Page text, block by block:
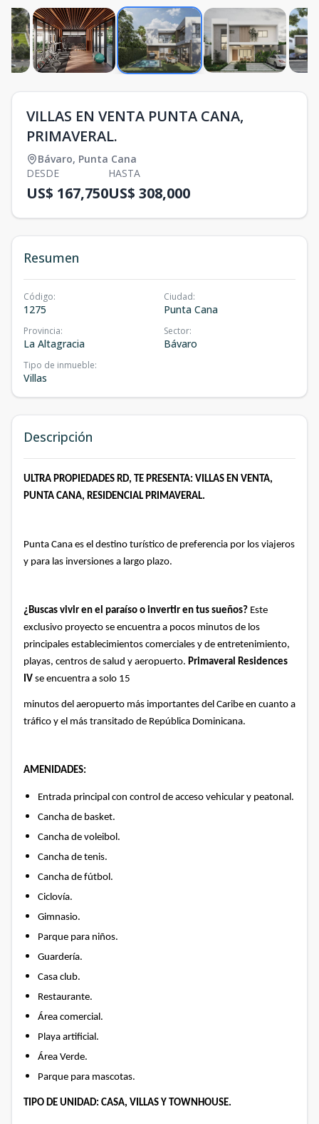
VILLAS EN VENTA PUNTA CANA,
PRIMAVERAL.
Bávaro, Punta Cana
DESDE
US$ 167,750
HASTA
US$ 308,000
Resumen
Código:
1275
Ciudad:
Punta Cana
Provincia:
La Altagracia
Sector:
Bávaro
Tipo de inmueble:
Villas
Descripción
ULTRA PROPIEDADES RD, TE PRESENTA: VILLAS EN VENTA,
PUNTA CANA, RESIDENCIAL PRIMAVERAL.
Punta Cana es el destino turístico de preferencia por los viajeros
y para las inversiones a largo plazo.
¿Buscas vivir en el paraíso o invertir en tus sueños? Este
exclusivo proyecto se encuentra a pocos minutos de los
principales establecimientos comerciales y de entretenimiento,
playas, centros de salud y aeropuerto. Primaveral Residences
IV se encuentra a solo 15
minutos del aeropuerto más importantes del Caribe en cuanto a
tráfico y el más transitado de República Dominicana.
AMENIDADES:
Entrada principal con control de acceso vehicular y peatonal.
Cancha de basket.
Cancha de voleibol.
Cancha de tenis.
Cancha de fútbol.
Ciclovía.
Gimnasio.
Parque para niños.
Guardería.
Casa club.
Restaurante.
Área comercial.
Playa artificial.
Área Verde.
Parque para mascotas.
TIPO DE UNIDAD: CASA, VILLAS Y TOWNHOUSE.